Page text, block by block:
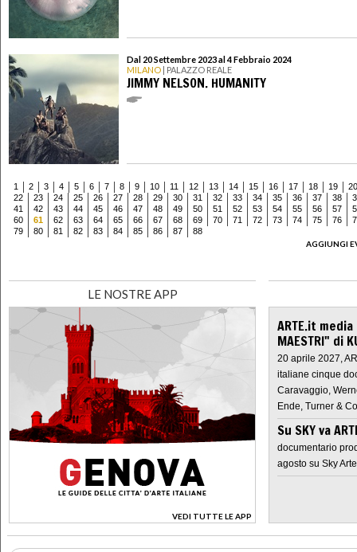
Dal 20 Settembre 2023 al 4 Febbraio 2024
MILANO | PALAZZO REALE
JIMMY NELSON. HUMANITY
1 2 3 4 5 6 7 8 9 10 11 12 13 14 15 16 17 18 19
20
22
23 24 25 26 27 28 29 30 31 32 33 34 35 36 37 38
41
42 43 44 45 46 47 48 49 50 51 52 53 54 55 56 57
60
61 62 63 64 65 66 67 68 69 70 71 72 73 74 75 76
79
80 81 82 83 84 85 86 87
88
AGGIUNGI
LE NOSTRE APP
VEDI TUTTE LE APP
>
ARTE.it
MAESTRI" di
20 aprile 2027,
italiane cinque
Caravaggio,
Ende, Turner &
Su SKY va
documentario
agosto su Sky Arte